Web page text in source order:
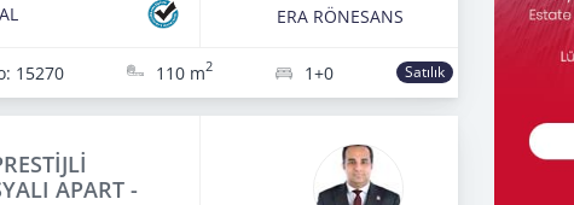
ERA RÖNESANS
15270 110 m2 1+0 Satılık
APART -